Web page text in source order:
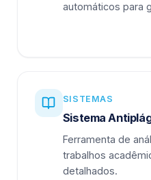
automáticos para
SISTEMAS
Sistema
Ferramenta de
trabalhos
detalhados.